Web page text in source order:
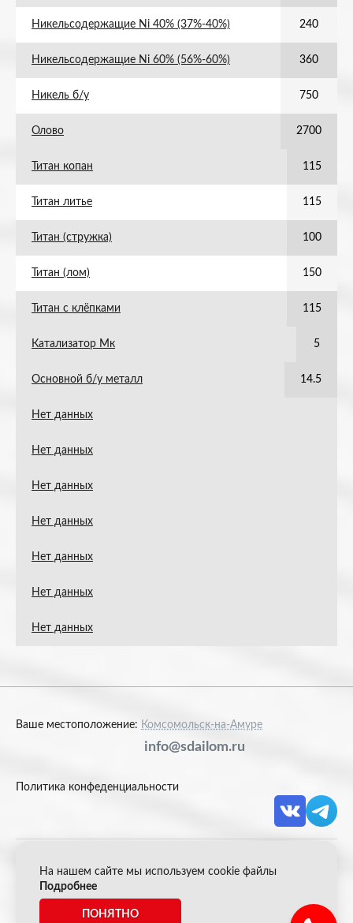
Никельсодержащие Ni 40% (37%-40%) 240
Никельсодержащие Ni 60% (56%-60%) 360
Никель б/у 750
Олово 2700
Титан копан 115
Титан литье 115
Титан (стружка) 100
Титан (лом) 150
Титан с клёпками 115
Катализатор Мк 5
Основной б/у металл 14.5
Нет данных
Нет данных
Нет данных
Нет данных
Нет данных
Нет данных
Нет данных
Ваше местоположение: Комсомольск-на-Амуре
info@sdailom.ru
Политика конфеденциальности
© 2026 Акрон Скрап
На нашем сайте мы используем cookie файлы
Подробнее
ПОНЯТНО